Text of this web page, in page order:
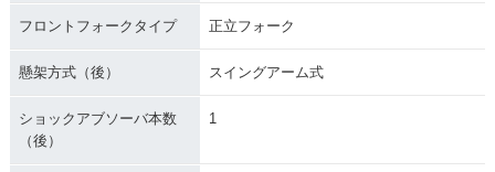
フロントフォークタイプ 正立フォーク
懸架方式（後） スイングアーム式
ショックアブソーバ本数
（後）
1